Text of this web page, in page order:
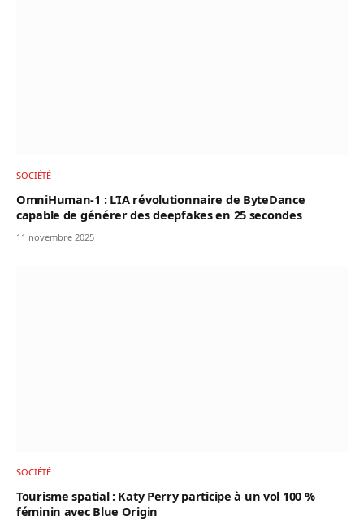
SOCIÉTÉ
OmniHuman-1 : L’IA révolutionnaire de ByteDance
capable de générer des deepfakes en 25 secondes
11 novembre 2025
SOCIÉTÉ
Tourisme spatial : Katy Perry participe à un vol 100 %
féminin avec Blue Origin